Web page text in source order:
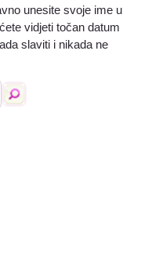
unesite svoje ime u
vidjeti točan datum
slaviti i nikada ne